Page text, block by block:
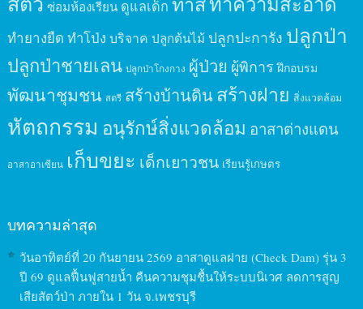
ซ่อมห้องเรียน ดูแลเด็ก
ทำยางยืด ทำโป่ง บริจาค ปลูกต้นไม้ ปลูกปะการัง ปลูกป่า
ปลูกป่าชายเลน ปลูกป่าโกงกาง ผู้ป่วย ผู้พิการ ฝึกอบรม
พัฒนาชุมชน สตรี สร้างบ้านดินสร้างฝาย สิ่งแวดล้อม
หัตถกรรม อนุรักษ์สิ่งแวดล้อม อาสาต่างแดน
อาสาอาเซียน เก็บขยะ เด็กเยาวชน เรียนรู้เกษตร
บทความล่าสุด
วันอาทิตย์ที่ 20 กันยายน 2569 อาสาดูแลฝาย (Check Dam) รุ่น 3
ปี 69 ดูแลฟื้นฟูสายน้ำ คืนความชุมชื้นให้ระบบนิเวศ ลดการสูญ
เสียสัตว์ป่า ภายใน 1 วัน จ.เพชรบุรี